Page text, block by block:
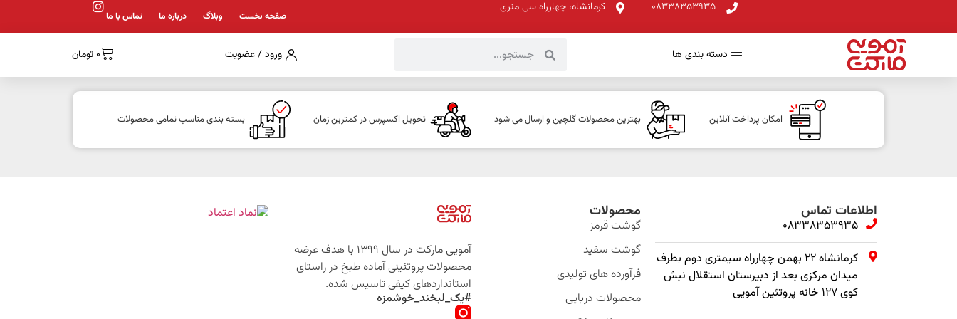
08338353935 کرمانشاه، چهارراه سی متری
صفحه نخست وبلاگ درباره ما تماس با ما
دسته بندی ها ورود / عضویت 0 تومان
امکان پرداخت آنلاین بهترین محصولات گلچین و ارسال می شود تحویل اکسپرس در کمترین زمان بسته بندی مناسب تمامی محصولات
اطلاعات تماس
08338353935
کرمانشاه ۲۲ بهمن چهارراه سیمتری دوم بطرف
میدان مرکزی بعد از دبیرستان استقلال نبش
کوی ۱۲۷ خانه پروتئین آمویی
محصولات
گوشت قرمز
گوشت سفید
فرآورده های تولیدی
محصولات دریایی
آمویی مارکت در سال 1399 با هدف عرضه
محصولات پروتئینی آماده طبخ در راستای
استانداردهای کیفی تاسیس شده.
#یک_لبخند_خوشمزه